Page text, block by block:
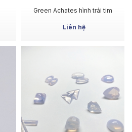
MUA NGAY
Green Achates hình trái tim
Liên hệ